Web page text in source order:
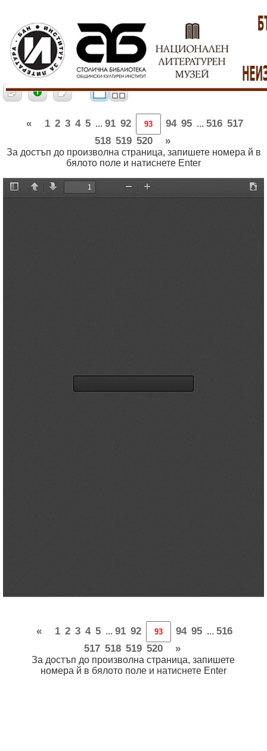
« 1 2 3 4 5 ... 91 92 94 95 ... 516 517
518 519 520 »
За достъп до произволна страница, запишете номера й в
бялото поле и натиснете Enter
« 1 2 3 4 5 ... 91 92 94 95 ... 516
517 518 519 520 »
За достъп до произволна страница, запишете
номера й в бялото поле и натиснете Enter